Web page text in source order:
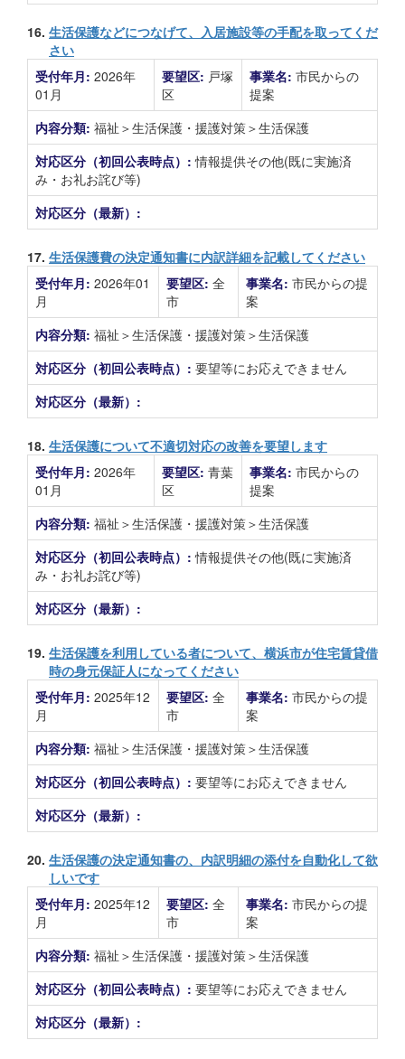
16. 生活保護などにつなげて、入居施設等の手配を取ってくだ
さい
受付年月: 2026年
01月
要望区: 戸塚
区
事業名: 市民からの
提案
内容分類: 福祉＞生活保護・援護対策＞生活保護
対応区分（初回公表時点）:情報提供その他(既に実施済
み・お礼お詫び等)
対応区分（最新）:
17. 生活保護費の決定通知書に内訳詳細を記載してください
受付年月: 2026年01
月
要望区: 全
市
事業名: 市民からの提
案
内容分類: 福祉＞生活保護・援護対策＞生活保護
対応区分（初回公表時点）: 要望等にお応えできません
対応区分（最新）:
18. 生活保護について不適切対応の改善を要望します
受付年月: 2026年
01月
要望区: 青葉
区
事業名: 市民からの
提案
内容分類: 福祉＞生活保護・援護対策＞生活保護
対応区分（初回公表時点）:情報提供その他(既に実施済
み・お礼お詫び等)
対応区分（最新）:
19. 生活保護を利用している者について、横浜市が住宅賃貸借
時の身元保証人になってください
受付年月: 2025年12
月
要望区: 全
市
事業名: 市民からの提
案
内容分類: 福祉＞生活保護・援護対策＞生活保護
対応区分（初回公表時点）: 要望等にお応えできません
対応区分（最新）:
20. 生活保護の決定通知書の、内訳明細の添付を自動化して欲
しいです
受付年月: 2025年12
月
要望区: 全
市
事業名: 市民からの提
案
内容分類: 福祉＞生活保護・援護対策＞生活保護
対応区分（初回公表時点）: 要望等にお応えできません
対応区分（最新）: